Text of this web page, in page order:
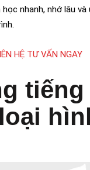
nhanh, nhớ lâu và
HỆ TƯ VẤN NGAY
tiếng